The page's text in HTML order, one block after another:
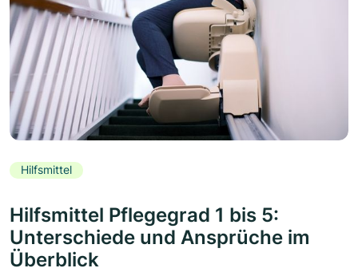
Hilfsmittel
Hilfsmittel Pflegegrad 1 bis 5:
Unterschiede und Ansprüche im
Überblick